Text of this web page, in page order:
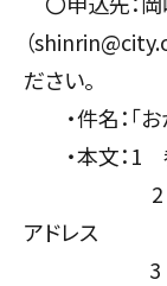
（
ださい。
・件名：「お
・本文：1
2 当日連
アドレス
3 交流